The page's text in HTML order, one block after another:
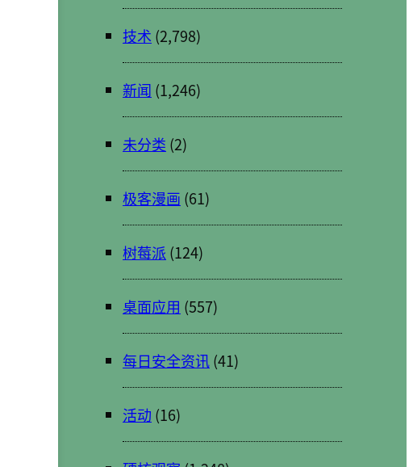
技术 (2,798)
新闻 (1,246)
未分类 (2)
极客漫画 (61)
树莓派 (124)
桌面应用 (557)
每日安全资讯(41)
活动 (16)